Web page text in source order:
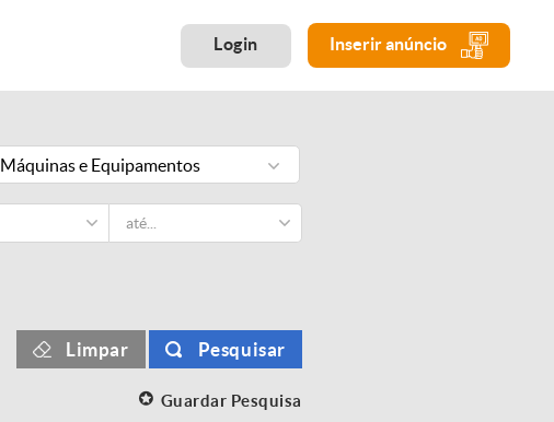
Login Inserir anúncio
Máquinas e Equipamentos
Limpar Pesquisar
Guardar Pesquisa